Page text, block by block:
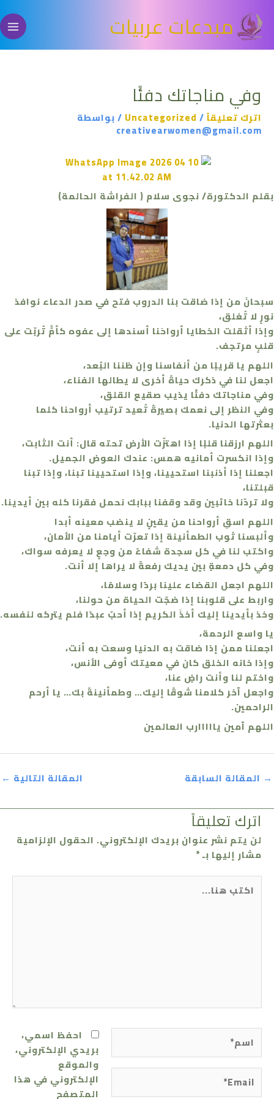
إلى
المحتوىمبدعات عربيات
وفي مناجاتك دفئًا
اترك تعليقاً/
Uncategorized / بواسطة
creativearwomen@gmail.com
بقلم الدكتورة/ نجوى سلام ( الفراشة الحالمة)
سبحانَ من إذا ضاقت بنا الدروب فتح في صدر الدعاء نوافذ
نورٍ لا تُغلق،
وإذا أثقلت الخطايا أرواحَنا أسندها إلى عفوه كأمٍّ تُربّت على
قلبٍ مرتجف.
اللهم يا قريبًا من أنفاسنا وإن ظننا البُعد،
اجعل لنا في ذكرك حياةً أخرى لا يطالها الفناء،
وفي مناجاتك دفئًا يذيب صقيع القلق،
وفي النظر إلى نعمك بصيرةً تُعيد ترتيب أرواحنا كلما
بعثرتها الدنيا.
اللهم ارزقنا قلبًا إذا اهتزّت الأرض تحته قال: أنت الثابت،
وإذا انكسرت أمانيه همس: عندك العوض الجميل.
اجعلنا إذا أذنبنا استحيينا، وإذا استحيينا تبنا، وإذا تبنا
قبلتنا،
ولا تردّنا خائبين وقد وقفنا ببابك نحمل فقرنا كله بين أيدينا.
اللهم اسقِ أرواحنا من يقينٍ لا ينضب معينه أبدا
وألبسنا ثوب الطمأنينة إذا تعرّت أيامنا من الأمان،
واكتب لنا في كل سجدة شفاءً من وجعٍ لا يعرفه سواك،
وفي كل دمعةٍ بين يديك رفعةً لا يراها إلا أنت.
اللهم اجعل القضاء علينا بردًا وسلامًا،
واربط على قلوبنا إذا ضجّت الحياة من حولنا،
وخذ بأيدينا إليك أخذَ الكريم إذا أحبّ عبدًا فلم يتركه لنفسه.
يا واسع الرحمة،
اجعلنا ممن إذا ضاقت به الدنيا وسعت به أنت،
وإذا خانه الخلق كان في معيتك أوفى الأنس،
واختم لنا وأنت راضٍ عنا،
واجعل آخر كلامنا شوقًا إليك… وطمأنينةً بك… يا أرحم
الراحمين.
اللهم آمين يااااارب العالمين
→ المقالة السابقة المقالة التالية ←
اترك تعليقاً
لن يتم نشر عنوان بريدك الإلكتروني. الحقول الإلزامية
مشار إليها بـ*
هنا...
احفظ اسمي،
بريدي الإلكتروني،
والموقع
الإلكتروني في هذا
المتصفح